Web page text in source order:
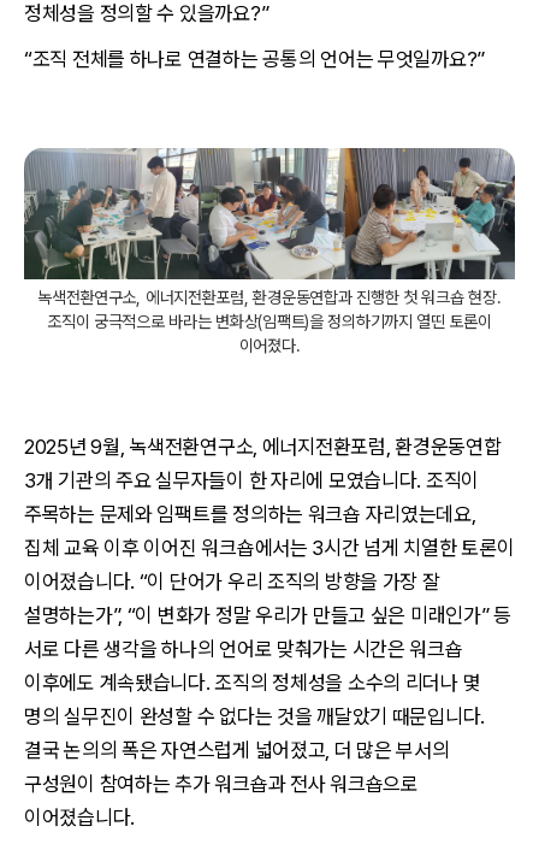
정체성을 정의할 수 있을까요?”
“조직 전체를 하나로 연결하는 공통의 언어는 무엇일까요?”
녹색전환연구소, 에너지전환포럼, 환경운동연합과 진행한 첫 워크숍 현장.
조직이 궁극적으로 바라는 변화상(임팩트)을 정의하기까지 열띤 토론이
이어졌다.
2025년 9월, 녹색전환연구소, 에너지전환포럼, 환경운동연합
3개 기관의 주요 실무자들이 한 자리에 모였습니다. 조직이
주목하는 문제와 임팩트를 정의하는 워크숍 자리였는데요,
집체 교육 이후 이어진 워크숍에서는 3시간 넘게 치열한 토론이
이어졌습니다. “이 단어가 우리 조직의 방향을 가장 잘
설명하는가”, “이 변화가 정말 우리가 만들고 싶은 미래인가” 등
서로 다른 생각을 하나의 언어로 맞춰가는 시간은 워크숍
이후에도 계속됐습니다. 조직의 정체성을 소수의 리더나 몇
명의 실무진이 완성할 수 없다는 것을 깨달았기 때문입니다.
결국 논의의 폭은 자연스럽게 넓어졌고, 더 많은 부서의
구성원이 참여하는 추가 워크숍과 전사 워크숍으로
이어졌습니다.